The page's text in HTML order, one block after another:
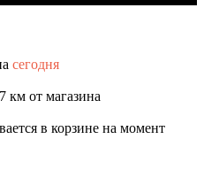
сегодня
км от магазина
в корзине на момент